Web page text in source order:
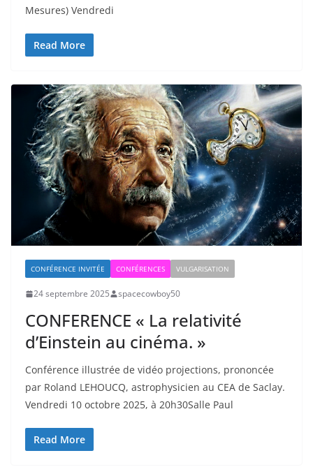
Mesures) Vendredi
Read More
CONFÉRENCE INVITÉE CONFÉRENCES VULGARISATION
24 septembre 2025 spacecowboy50
CONFERENCE « La relativité
d’Einstein au cinéma. »
Conférence illustrée de vidéo projections, prononcée
par Roland LEHOUCQ, astrophysicien au CEA de Saclay.
Vendredi 10 octobre 2025, à 20h30Salle Paul
Read More